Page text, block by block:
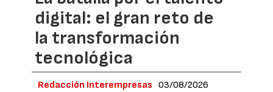
digital: el gran reto de
la transformación
tecnológica
Redacción Interempresas 03/08/2026